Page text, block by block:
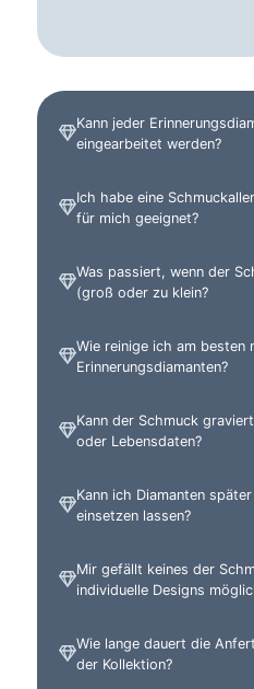
Kann jeder
eingearbeitet werden?
Ich habe eine
für mich geeignet?
Was passiert, wenn der
(groß oder zu klein?
Wie reinige ich am besten
Erinnerungsdiamanten?
Kann der Schmuck
oder Lebensdaten?
Kann ich Diamanten
einsetzen lassen?
Mir gefällt keines der
individuelle Designs
Wie lange dauert die
der Kollektion?